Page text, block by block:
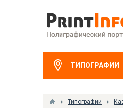
ТИПОГРАФИИ
Типографии